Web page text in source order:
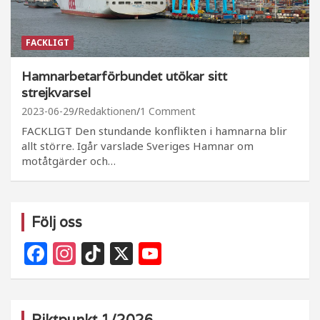
FACKLIGT
Hamnarbetarförbundet utökar sitt
strejkvarsel
2023-06-29 Redaktionen 1 Comment
FACKLIGT Den stundande konflikten i hamnarna blir
allt större. Igår varslade Sveriges Hamnar om
motåtgärder och…
Följ oss
F
a
In
st
Ti
k
X
o